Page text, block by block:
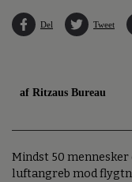
Del Tweet
af Ritzaus Bureau
Mindst 50
luftangreb mod